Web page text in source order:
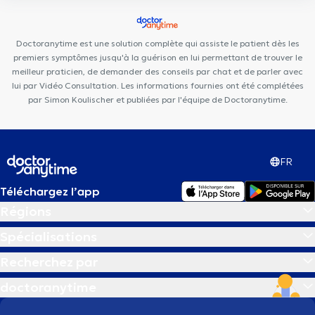
Dental Office Brussels
Doctoranytime est une solution complète qui assiste le patient dès les
premiers symptômes jusqu'à la guérison en lui permettant de trouver le
meilleur praticien, de demander des conseils par chat et de parler avec
lui par Vidéo Consultation. Les informations fournies ont été complétées
par Simon Koulischer et publiées par l'équipe de Doctoranytime.
FR
Téléchargez l’app